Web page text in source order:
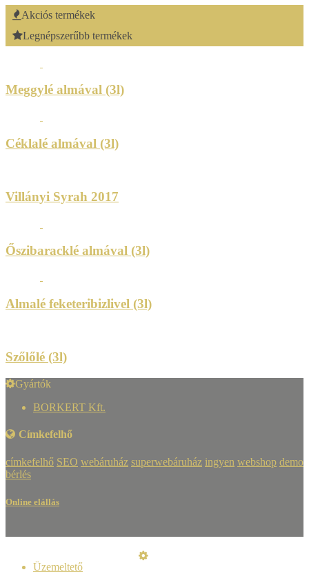
Akciós termékek
Legnépszerűbb termékek
Meggylé almával (3l)
Céklalé almával (3l)
Villányi Syrah 2017
Őszibaracklé almával (3l)
Almalé feketeribizlivel (3l)
Szőlőlé (3l)
Gyártók
BORKERT Kft.
Címkefelhő
címkefelhő SEO webáruház superwebáruház ingyen webshop demo
bérlés
Online elállás
Üzemeltető